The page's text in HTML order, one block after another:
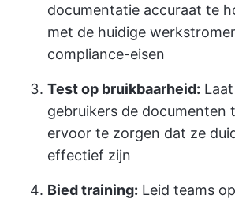
documentatie accuraat te
met de huidige
compliance-eisen
Test op bruikbaarheid:
gebruikers de documenten
ervoor te zorgen dat ze
effectief zijn
Bied training: Leid teams